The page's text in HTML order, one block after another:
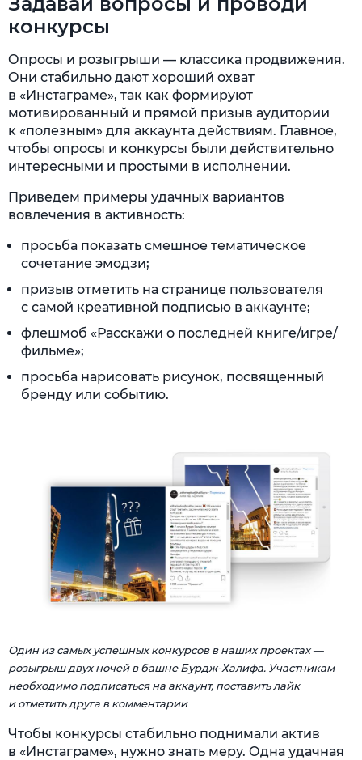
конкурсы
Опросы и розыгрыши — классика продвижения.
Они стабильно дают хороший охват
в «Инстаграме», так как формируют
мотивированный и прямой призыв аудитории
к «полезным» для аккаунта действиям. Главное,
чтобы опросы и конкурсы были действительно
интересными и простыми в исполнении.
Приведем примеры удачных вариантов
вовлечения в активность:
просьба показать смешное тематическое
сочетание эмодзи;
призыв отметить на странице пользователя
с самой креативной подписью в аккаунте;
флешмоб «Расскажи о последней книге/игре/
фильме»;
просьба нарисовать рисунок, посвященный
бренду или событию.
Один из самых успешных конкурсов в наших проектах —
розыгрыш двух ночей в башне Бурдж-Халифа. Участникам
необходимо подписаться на аккаунт, поставить лайк
и отметить друга в комментарии
Чтобы конкурсы стабильно поднимали актив
в «Инстаграме», нужно знать меру. Одна удачная